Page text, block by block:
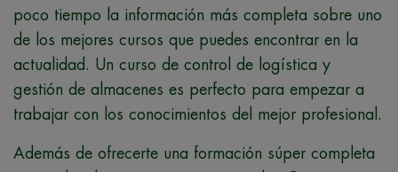
poco tiempo la información más completa sobre uno
de los mejores cursos que puedes encontrar en la
actualidad. Un curso de control de logística y
gestión de almacenes es perfecto para empezar a
trabajar con los conocimientos del mejor profesional.
Además de ofrecerte una formación súper completa